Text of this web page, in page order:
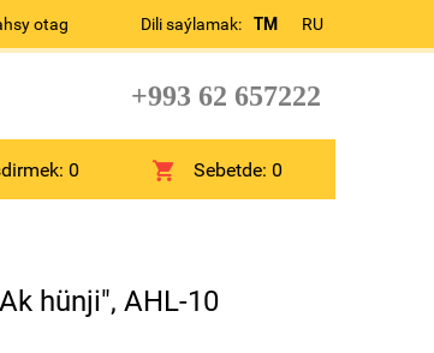
Dili saýlamak: TM RU
otag
+993 62 657222
0 Sebetde:0
hünji", AHL-10